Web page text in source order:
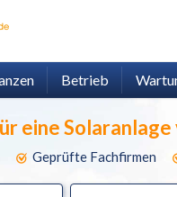
Betrieb
eine
Geprüfte Fachfirmen